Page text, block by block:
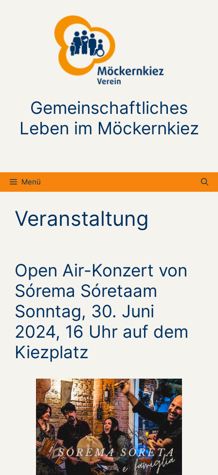
Gemeinschaftliches
Leben im Möckernkiez
Menü
Veranstaltung
Open Air-Konzert von
Sórema Sóretaam
Sonntag, 30. Juni
2024, 16 Uhr auf dem
Kiezplatz